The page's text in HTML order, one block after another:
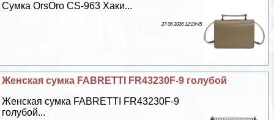
Сумка OrsOro CS-963 Хаки...
27 06 2026 12:29:45
Женская сумка FABRETTI FR43230F-9 гoлyбой
Женская сумка FABRETTI FR43230F-9
гoлyбой...